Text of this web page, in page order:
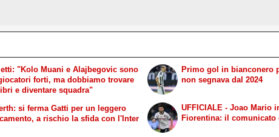
"Kolo Muani e Alajbegovic sono
forti, ma dobbiamo trovare
e diventare squadra"
si ferma Gatti per un leggero
a rischio la sfida con l'Inter
Primo gol in bianconero
non segnava dal 2024
UFFICIALE - Joao Mario
Fiorentina: il comunicato